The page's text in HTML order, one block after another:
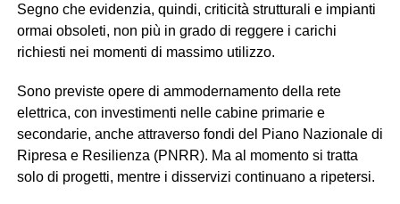
Segno che evidenzia, quindi, criticità strutturali e impianti
ormai obsoleti, non più in grado di reggere i carichi
richiesti nei momenti di massimo utilizzo.
Sono previste opere di ammodernamento della rete
elettrica, con investimenti nelle cabine primarie e
secondarie, anche attraverso fondi del Piano Nazionale di
Ripresa e Resilienza (PNRR). Ma al momento si tratta
solo di progetti, mentre i disservizi continuano a ripetersi.